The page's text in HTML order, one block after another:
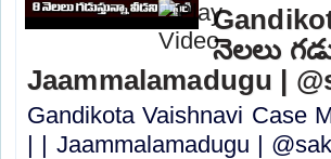
నెలలు
Jaammalamadugu |
Gandikota Vaishnavi Case
| | Jaammalamadugu |